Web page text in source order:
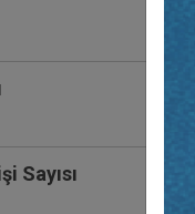
Sayısı